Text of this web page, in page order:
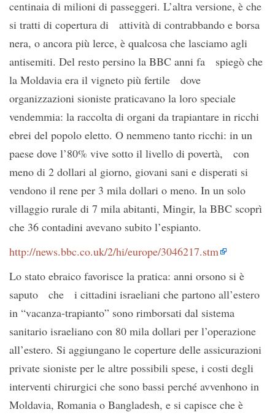
centinaia di milioni di passeggeri. L’altra versione, è che
si tratti di copertura di attività di contrabbando e borsa
nera, o ancora più lerce, è qualcosa che lasciamo agli
antisemiti. Del resto persino la BBC anni fa spiegò che
la Moldavia era il vigneto più fertile dove
organizzazioni sioniste praticavano la loro speciale
vendemmia: la raccolta di organi da trapiantare in ricchi
ebrei del popolo eletto. O nemmeno tanto ricchi: in un
paese dove l’80% vive sotto il livello di povertà, con
meno di 2 dollari al giorno, giovani sani e disperati si
vendono il rene per 3 mila dollari o meno. In un solo
villaggio rurale di 7 mila abitanti, Mingir, la BBC scoprì
che 36 contadini avevano subito l’espianto.
http://news.bbc.co.uk/2/hi/europe/3046217.stm
Lo stato ebraico favorisce la pratica: anni orsono si è
saputo che i cittadini israeliani che partono all’estero
in “vacanza-trapianto” sono rimborsati dal sistema
sanitario israeliano con 80 mila dollari per l’operazione
all’estero. Si aggiungano le coperture delle assicurazioni
private sioniste per le altre possibili spese, i costi degli
interventi chirurgici che sono bassi perché avvenhono in
Moldavia, Romania o Bangladesh, e si capisce che è